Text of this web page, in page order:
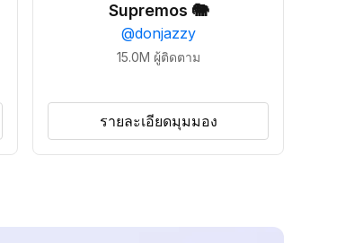
Supremos 🐘
@donjazzy
15.0M ผู้ติดตาม
รายละเอียดมุมมอง